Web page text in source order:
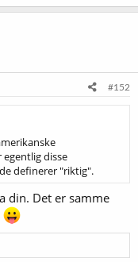
#152
disse
definerer "riktig".
din. Det er samme